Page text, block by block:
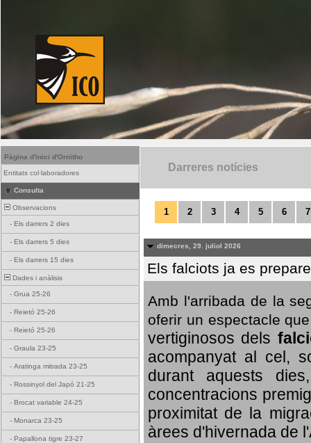
Pàgina d'inici d'Ornitho
Entitats col·laboradores
Consulta
Observacions
- Els darrers 2 dies
- Els darrers 5 dies
- Els darrers 15 dies
Dades i anàlisis
- Grua 25-26
- Reietó 25-26
- Reietó 25-26
- Graula 23-25
- Aratinga mitrada 23-25
- Rossinyol del Japó 21-25
- Brocat variable 24-25
- Monarca 23-25
- Papallona tigre 23-27
Darreres notícies
1 2 3 4 5 6 7
dimecres, 29. juliol 2026
Els falciots ja es
Amb l'arribada de la
oferir un espectacle
vertiginosos dels
acompanyat al cel,
durant aquests
concentracions
proximitat de la
àrees d'hivernada de